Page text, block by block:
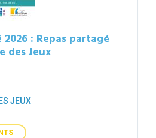
: Repas partagé
des Jeux
JEUX